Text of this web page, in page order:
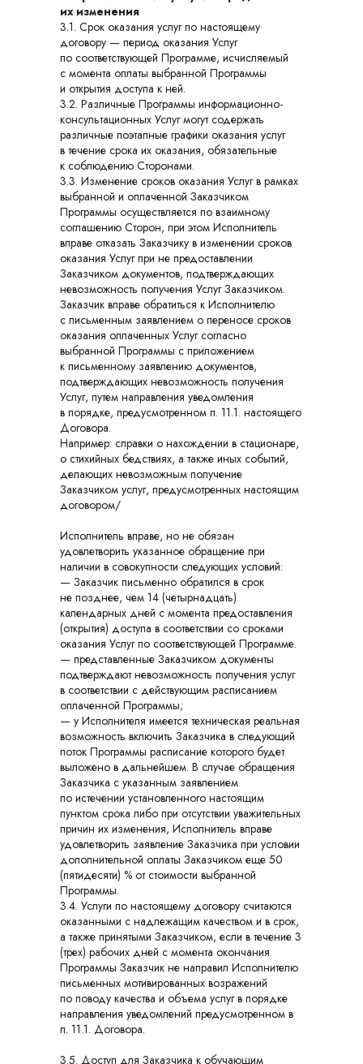
их изменения
3.1. Срок оказания услуг по настоящему
договору — период оказания Услуг
по соответствующей Программе, исчисляемый
с момента оплаты выбранной Программы
и открытия доступа к ней.
3.2. Различные Программы информационно-
консультационных Услуг могут содержать
различные поэтапные графики оказания услуг
в течение срока их оказания, обязательные
к соблюдению Сторонами.
3.3. Изменение сроков оказания Услуг в рамках
выбранной и оплаченной Заказчиком
Программы осуществляется по взаимному
соглашению Сторон, при этом Исполнитель
вправе отказать Заказчику в изменении сроков
оказания Услуг при не предоставлении
Заказчиком документов, подтверждающих
невозможность получения Услуг Заказчиком.
Заказчик вправе обратиться к Исполнителю
с письменным заявлением о переносе сроков
оказания оплаченных Услуг согласно
выбранной Программы с приложением
к письменному заявлению документов,
подтверждающих невозможность получения
Услуг, путем направления уведомления
в порядке, предусмотренном п. 11.1. настоящего
Договора.
Например: справки о нахождении в стационаре,
о стихийных бедствиях, а также иных событий,
делающих невозможным получение
Заказчиком услуг, предусмотренных настоящим
договором/
Исполнитель вправе, но не обязан
удовлетворить указанное обращение при
наличии в совокупности следующих условий:
— Заказчик письменно обратился в срок
не позднее, чем 14 (четырнадцать)
календарных дней с момента предоставления
(открытия) доступа в соответствии со сроками
оказания Услуг по соответствующей Программе.
— представленные Заказчиком документы
подтверждают невозможность получения услуг
в соответствии с действующим расписанием
оплаченной Программы;
— у Исполнителя имеется техническая реальная
возможность включить Заказчика в следующий
поток Программы расписание которого будет
выложено в дальнейшем. В случае обращения
Заказчика с указанным заявлением
по истечении установленного настоящим
пунктом срока либо при отсутствии уважительных
причин их изменения, Исполнитель вправе
удовлетворить заявление Заказчика при условии
дополнительной оплаты Заказчиком еще 50
(пятидесяти) % от стоимости выбранной
Программы.
3.4. Услуги по настоящему договору считаются
оказанными с надлежащим качеством и в срок,
а также принятыми Заказчиком, если в течение 3
(трех) рабочих дней с момента окончания
Программы Заказчик не направил Исполнителю
письменных мотивированных возражений
по поводу качества и объема услуг в порядке
направления уведомлений предусмотренном в
п. 11.1. Договора.
3.5. Доступ для Заказчика к обучающим